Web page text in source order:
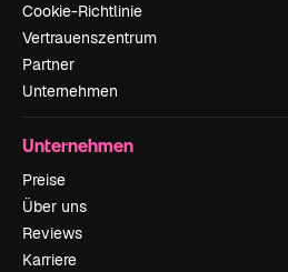
Cookie-Richtlinie
Vertrauenszentrum
Partner
Unternehmen
Unternehmen
Preise
Über uns
Reviews
Karriere